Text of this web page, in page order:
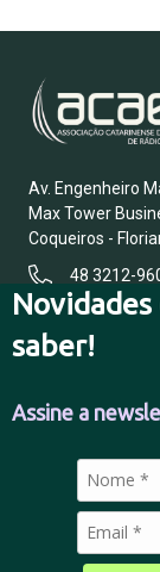
saber!
Assine a
Av. Engenheiro
Max Tower
Coqueiros -
48 3212-
FALE
POLÍTICA DE